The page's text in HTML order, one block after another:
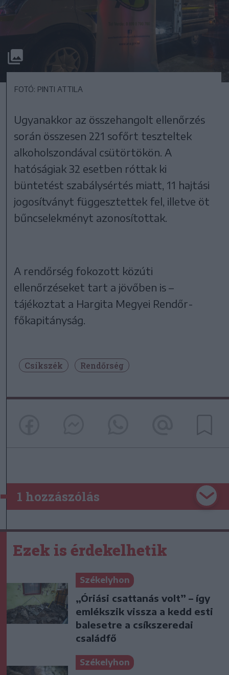
FOTÓ: PINTI ATTILA
Ugyanakkor az összehangolt ellenőrzés
során összesen 221 sofőrt teszteltek
alkoholszondával csütörtökön. A
hatóságiak 32 esetben róttak ki
büntetést szabálysértés miatt, 11 hajtási
jogosítványt függesztettek fel, illetve öt
bűncselekményt azonosítottak.
A rendőrség fokozott közúti
ellenőrzéseket tart a jövőben is –
tájékoztat a Hargita Megyei Rendőr-
főkapitányság.
Csíkszék Rendőrség
1 hozzászólás
Ezek is érdekelhetik
Székelyhon
„Óriási csattanás volt” – így
emlékszik vissza a kedd esti
balesetre a csíkszeredai
családfő
Székelyhon